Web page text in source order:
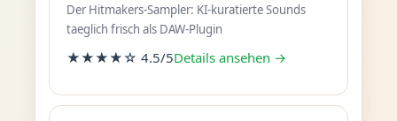
Der Hitmakers-Sampler: KI-kuratierte Sounds
taeglich frisch als DAW-Plugin
★★★★☆ 4.5/5Details ansehen →